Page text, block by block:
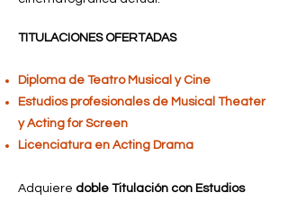
TITULACIONES OFERTADAS
Diploma de Teatro Musical y Cine
Estudios profesionales de Musical Theater
y Acting for Screen
Licenciatura en Acting Drama
Adquiere doble Titulación con Estudios